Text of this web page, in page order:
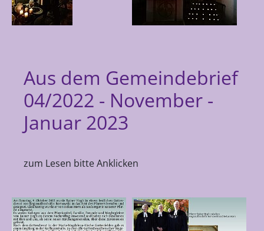
Aus dem Gemeindebrief
04/2022 - November -
Januar 2023
zum Lesen bitte Anklicken